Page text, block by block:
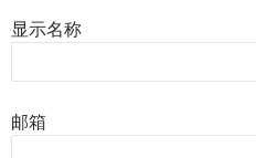
显示名称
邮箱